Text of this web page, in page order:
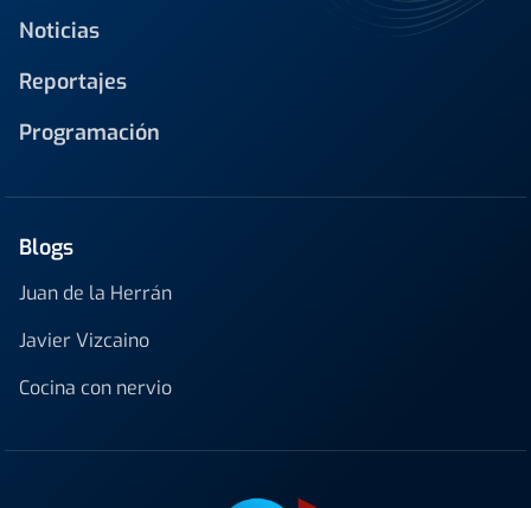
Noticias
Reportajes
Programación
Blogs
Juan de la Herrán
Javier Vizcaino
Cocina con nervio